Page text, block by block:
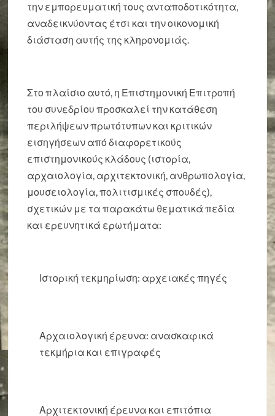
την εμπορευματική τους ανταποδοτικότητα,
αναδεικνύοντας έτσι και την οικονομική
διάσταση αυτής της κληρονομιάς.
Στο πλαίσιο αυτό, η Επιστημονική Επιτροπή
του συνεδρίου προσκαλεί την κατάθεση
περιλήψεων πρωτότυπων και κριτικών
εισηγήσεων από διαφορετικούς
επιστημονικούς κλάδους (ιστορία,
αρχαιολογία, αρχιτεκτονική, ανθρωπολογία,
μουσειολογία, πολιτισμικές σπουδές),
σχετικών με τα παρακάτω θεματικά πεδία
και ερευνητικά ερωτήματα:
Ιστορική τεκμηρίωση: αρχειακές πηγές
Αρχαιολογική έρευνα: ανασκαφικά
τεκμήρια και επιγραφές
Αρχιτεκτονική έρευνα και επιτόπια